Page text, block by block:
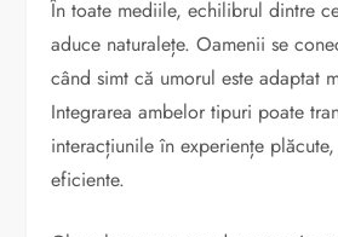
În toate mediile, echilibrul dintre
aduce naturalețe. Oamenii se
când simt că umorul este adaptat
Integrarea ambelor tipuri poate
interacțiunile în experiențe
eficiente.